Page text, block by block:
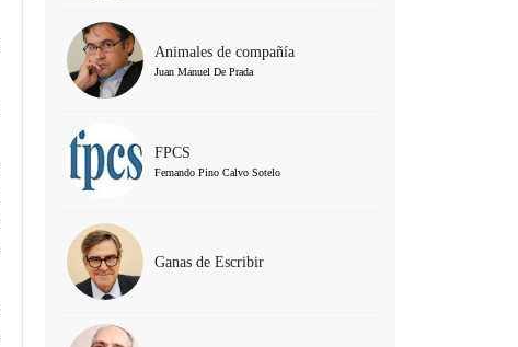
Animales de compañía
Juan Manuel De Prada
FPCS
Fernando Pino Calvo Sotelo
Ganas de Escribir